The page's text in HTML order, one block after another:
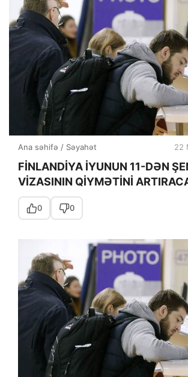
Ana səhifə / Səyahət 22
FİNLANDİYA İYUNUN 11-DƏN
VİZASININ QİYMƏTİNİ
0 0